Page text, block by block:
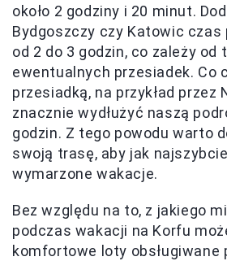
około 2 godziny i 20 minut.
Bydgoszczy czy Katowic czas
od 2 do 3 godzin, co zależy od
ewentualnych przesiadek. Co
przesiadką, na przykład przez
znacznie wydłużyć naszą
godzin. Z tego powodu warto
swoją trasę, aby jak
wymarzone wakacje.
Bez względu na to, z jakiego
podczas wakacji na Korfu
komfortowe loty obsługiwane